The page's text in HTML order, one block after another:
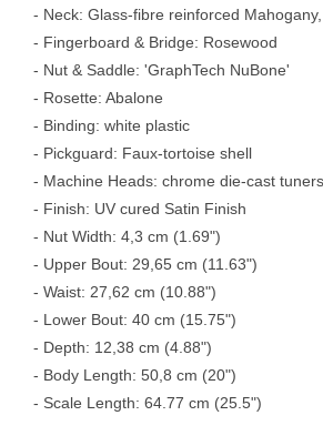
- Neck: Glass-fibre reinforced
- Fingerboard & Bridge: Rosewood
- Nut & Saddle: 'GraphTech NuBone'
- Rosette: Abalone
- Binding: white plastic
- Pickguard: Faux-tortoise shell
- Machine Heads: chrome die-cast
- Finish: UV cured Satin Finish
- Nut Width: 4,3 cm (1.69")
- Upper Bout: 29,65 cm (11.63")
- Waist: 27,62 cm (10.88")
- Lower Bout: 40 cm (15.75")
- Depth: 12,38 cm (4.88")
- Body Length: 50,8 cm (20")
- Scale Length: 64.77 cm (25.5")